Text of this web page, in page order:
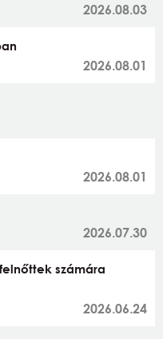
2026.08.03
2026.08.01
2026.08.01
2026.07.30
számára
2026.06.24